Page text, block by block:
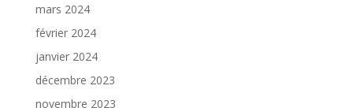
mars 2024
février 2024
janvier 2024
décembre 2023
novembre 2023